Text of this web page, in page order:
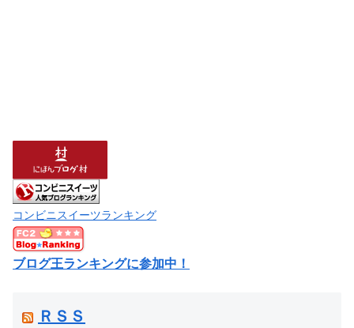
コンビニスイーツランキング
ブログ王ランキングに参加中！
ＲＳＳ